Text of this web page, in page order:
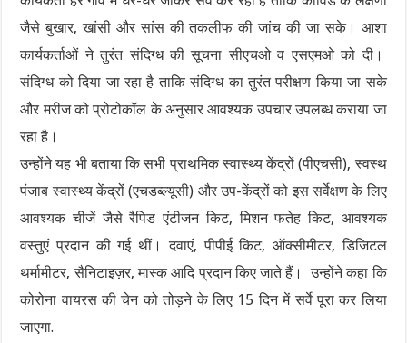
जैसे बुखार, खांसी और सांस की तकलीफ की जांच की जा सके। आशा
कार्यकर्ताओं ने तुरंत संदिग्ध की सूचना सीएचओ व एसएमओ को दी।
संदिग्ध को दिया जा रहा है ताकि संदिग्ध का तुरंत परीक्षण किया जा सके
और मरीज को प्रोटोकॉल के अनुसार आवश्यक उपचार उपलब्ध कराया जा
रहा है।
उन्होंने यह भी बताया कि सभी प्राथमिक स्वास्थ्य केंद्रों (पीएचसी), स्वस्थ
पंजाब स्वास्थ्य केंद्रों (एचडब्ल्यूसी) और उप-केंद्रों को इस सर्वेक्षण के लिए
आवश्यक चीजें जैसे रैपिड एंटीजन किट, मिशन फतेह किट, आवश्यक
वस्तुएं प्रदान की गई थीं। दवाएं, पीपीई किट, ऑक्सीमीटर, डिजिटल
थर्मामीटर, सैनिटाइज़र, मास्क आदि प्रदान किए जाते हैं। उन्होंने कहा कि
कोरोना वायरस की चेन को तोड़ने के लिए 15 दिन में सर्वे पूरा कर लिया
जाएगा.